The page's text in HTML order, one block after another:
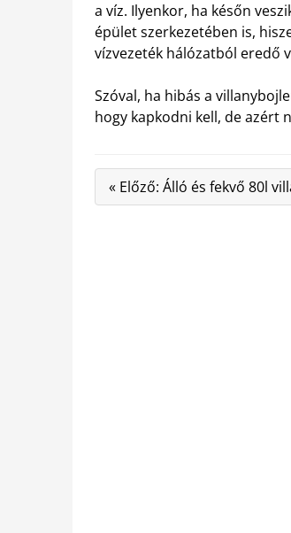
a víz. Ilyenkor, ha későn
épület szerkezetében is,
vízvezeték hálózatból eredő
Szóval, ha hibás a
hogy kapkodni kell, de azért
« Előző: Álló és fekvő 80l